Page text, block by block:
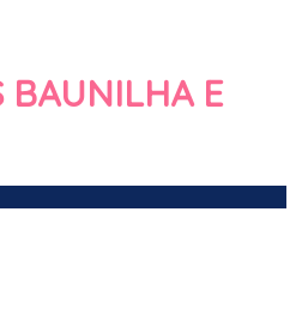
BAUNILHA E